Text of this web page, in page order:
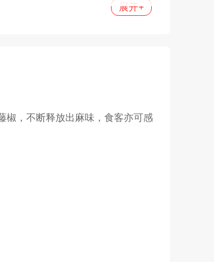
展开+
椒，不断释放出麻味，食客亦可感